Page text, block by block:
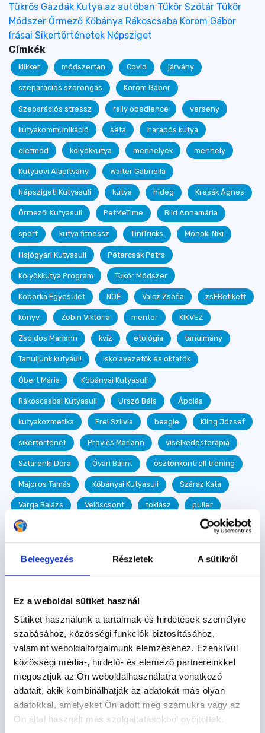
Beleegyezés Részletek A sütikről
Ez a weboldal sütiket használ
Sütiket használunk a tartalmak és hirdetések személyre
szabásához, közösségi funkciók biztosításához,
valamint weboldalforgalmunk elemzéséhez. Ezenkívül
közösségi média-, hirdető- és elemező partnereinkkel
megosztjuk az Ön weboldalhasználatra vonatkozó
adatait, akik kombinálhatják az adatokat más olyan
adatokkal, amelyeket Ön adott meg számukra vagy az
Ön által használt más szolgáltatásokból gyűjtöttek.
Tükrös Gazdák Kutya az autóban Tükör Szótár Tükör
Módszer Őrmező Kőbánya Rákoscsaba Korom Gábor
írásai Sikertörténetek Népsziget
Címkék
klikker módszertan Covid járvány
szeparációs szorongás Korom Gábor
Szeparációs stressz rally obedience verseny
kutyakommunikáció séta harapós kutya
életmód kölyökkutya menhelyek menhely
Kutyaovi Alapítvány Walter Gabriella
Népszigeti Kutyasuli kutya hideg Kresák Ágnes
Őrmezői Kutyasuli PetMeTime Bild Annamária
sport kutya fitnessz TiniTricks Monoki Niki
Hajógyári Kutyasuli Pétercsák Petra
Kölyökkutya Program Tükör Módszer
Kóborka Egyesület NOÉ Valcz Zsófia zsEBetikett
könyv Zobin Viktória mentor KIKVEZ
Zsoldos Mariann kvíz etológia tanulmány
Tanuljunk kutyául! Iskolavezetők és oktatók
Óbert Mária Köbányai Kutyasuli
Rákoscsabai Kutyasuli Urszó Béla Ápolás
kutyakozmetika Frei Szilvia beagle Kling József
sikertörténet Provics Mariann viselkedésterápia
Sztarenki Dóra Óvári Bálint ösztönkontroll tréning
Majoros Tamás Kőbányai Kutyasuli Száraz Kata
Varga Balázs Velőscsont toklász puller
Dancsó Ágnes
egészség kullancs megelőzés betegség
egészséges étrend Frida epilepszia
táplálkozás játék Királyfai Zsu fogadj örökbe
egészségügyi kisokos dog dancing Hazafi Dorka
Kelecsényi Detti szenior agility mantrailing